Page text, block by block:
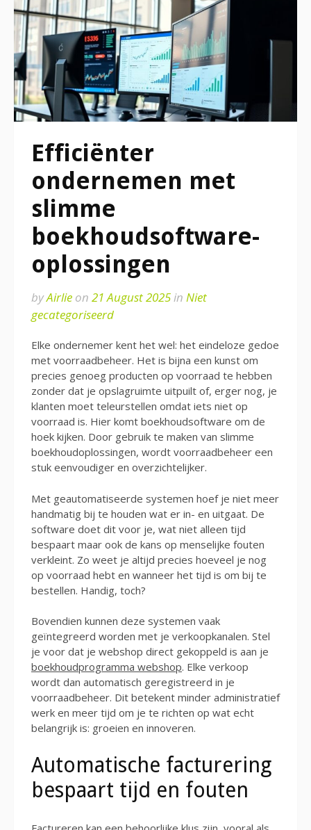
Efficiënter
ondernemen met
slimme
boekhoudsoftware-
oplossingen
byAirlie on 21 August 2025in Niet
gecategoriseerd
Elke ondernemer kent het wel: het eindeloze gedoe
met voorraadbeheer. Het is bijna een kunst om
precies genoeg producten op voorraad te hebben
zonder dat je opslagruimte uitpuilt of, erger nog, je
klanten moet teleurstellen omdat iets niet op
voorraad is. Hier komt boekhoudsoftware om de
hoek kijken. Door gebruik te maken van slimme
boekhoudoplossingen, wordt voorraadbeheer een
stuk eenvoudiger en overzichtelijker.
Met geautomatiseerde systemen hoef je niet meer
handmatig bij te houden wat er in- en uitgaat. De
software doet dit voor je, wat niet alleen tijd
bespaart maar ook de kans op menselijke fouten
verkleint. Zo weet je altijd precies hoeveel je nog
op voorraad hebt en wanneer het tijd is om bij te
bestellen. Handig, toch?
Bovendien kunnen deze systemen vaak
geïntegreerd worden met je verkoopkanalen. Stel
je voor dat je webshop direct gekoppeld is aan je
boekhoudprogramma webshop. Elke verkoop
wordt dan automatisch geregistreerd in je
voorraadbeheer. Dit betekent minder administratief
werk en meer tijd om je te richten op wat echt
belangrijk is: groeien en innoveren.
Automatische facturering
bespaart tijd en fouten